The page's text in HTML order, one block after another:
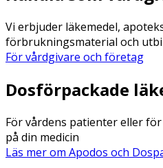
Vi erbjuder läkemedel,
förbrukningsmaterial och
För vårdgivare och företag
Dosförpackade
För vårdens patienter eller
på din medicin
Läs mer om Apodos och